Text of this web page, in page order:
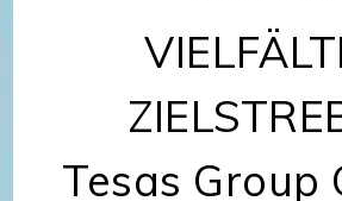
Tesas Group